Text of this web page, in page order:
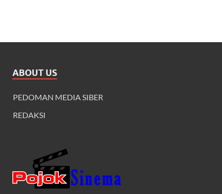
ABOUT US
PEDOMAN MEDIA SIBER
REDAKSI